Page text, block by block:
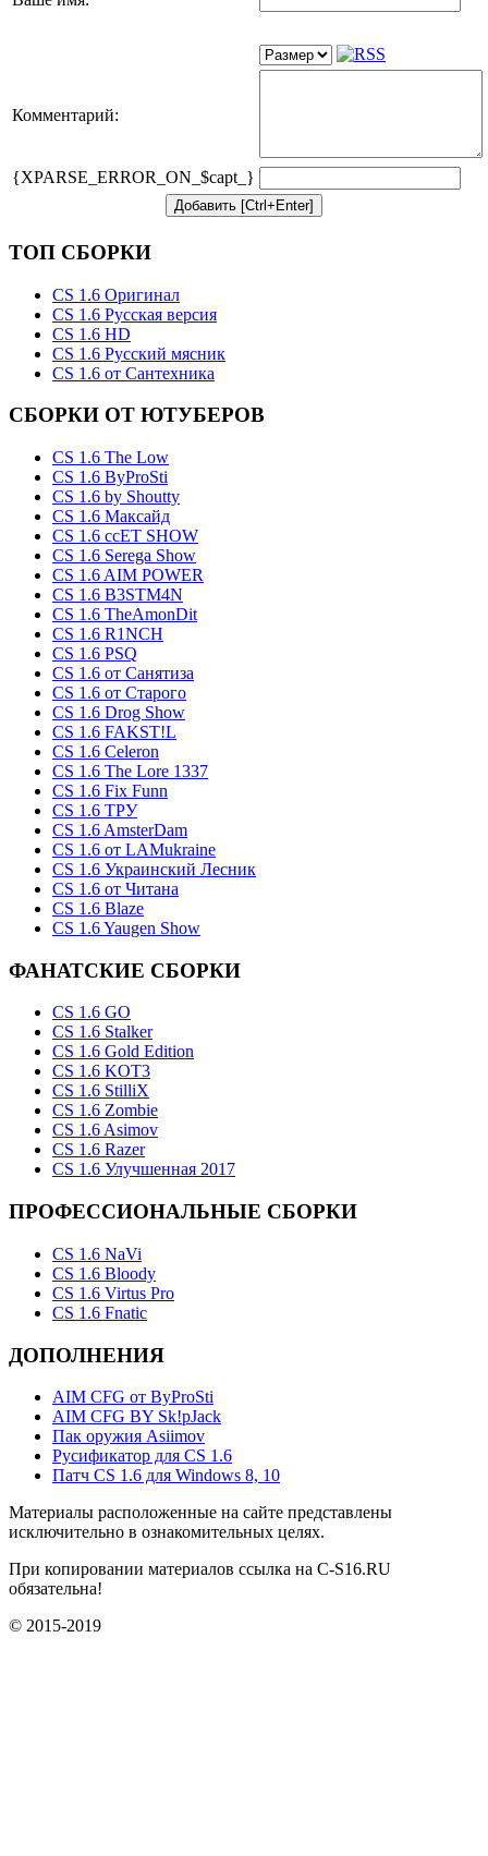
Комментарий:
{XPARSE_ERROR_ON_$capt_}
ТОП СБОРКИ
CS 1.6 Оригинал
CS 1.6 Русская версия
CS 1.6 HD
CS 1.6 Русский мясник
CS 1.6 от Сантехника
СБОРКИ ОТ ЮТУБЕРОВ
CS 1.6 The Low
CS 1.6 ByProSti
CS 1.6 by Shoutty
CS 1.6 Максайд
CS 1.6 ccET SHOW
CS 1.6 Serega Show
CS 1.6 AIM POWER
CS 1.6 B3STM4N
CS 1.6 TheAmonDit
CS 1.6 R1NCH
CS 1.6 PSQ
CS 1.6 от Санятиза
CS 1.6 от Старого
CS 1.6 Drog Show
CS 1.6 FAKST!L
CS 1.6 Celeron
CS 1.6 The Lore 1337
CS 1.6 Fix Funn
CS 1.6 ТРУ
CS 1.6 AmsterDam
CS 1.6 от LAMukraine
CS 1.6 Украинский Лесник
CS 1.6 от Читана
CS 1.6 Blaze
CS 1.6 Yaugen Show
ФАНАТСКИЕ СБОРКИ
CS 1.6 GO
CS 1.6 Stalker
CS 1.6 Gold Edition
CS 1.6 KOT3
CS 1.6 StilliX
CS 1.6 Zombie
CS 1.6 Asimov
CS 1.6 Razer
CS 1.6 Улучшенная 2017
ПРОФЕССИОНАЛЬНЫЕ СБОРКИ
CS 1.6 NaVi
CS 1.6 Bloody
CS 1.6 Virtus Pro
CS 1.6 Fnatic
ДОПОЛНЕНИЯ
AIM CFG от ByProSti
AIM CFG BY Sk!pJack
Пак оружия Asiimov
Русификатор для CS 1.6
Патч CS 1.6 для Windows 8, 10
Материалы расположенные на сайте представлены
исключительно в ознакомительных целях.
При копировании материалов ссылка на C-S16.RU
обязательна!
© 2015-2019